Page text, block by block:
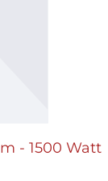
- 1500 Watt